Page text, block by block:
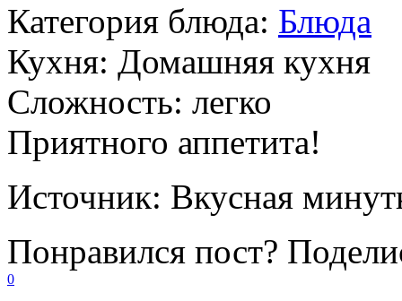
Категория блюда: Блюда
Кухня: Домашняя кухня
Сложность: легко
Приятного аппетита!
Источник: Вкусная
Понравился пост?
0